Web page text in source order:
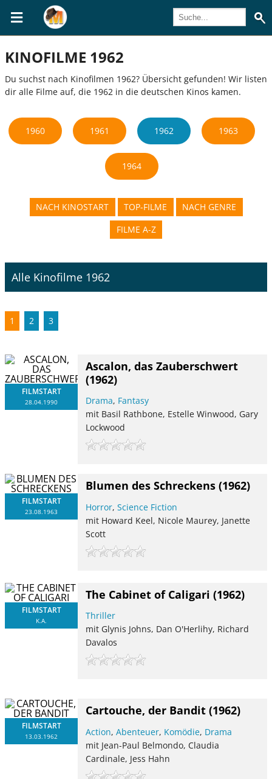
KINOFILME 1962
Du suchst nach Kinofilmen 1962? Übersicht gefunden! Wir listen
dir alle Filme auf, die 1962 in die deutschen Kinos kamen.
1960 1961 1962 1963
1964
NACH KINOSTART TOP-FILME
NACH GENRE
FILME A-Z
Alle Kinofilme 1962
1 2 3
FILMSTART
28.04.1990
Ascalon, das Zauberschwert
(1962)
Drama, Fantasy
mit Basil Rathbone, Estelle Winwood, Gary
Lockwood
FILMSTART
23.08.1963
Blumen des Schreckens (1962)
Horror,Science Fiction
mit Howard Keel, Nicole Maurey, Janette
Scott
FILMSTART
K.A.
The Cabinet of Caligari (1962)
Thriller
mit Glynis Johns, Dan O'Herlihy, Richard
Davalos
FILMSTART
13.03.1962
Cartouche, der Bandit (1962)
Action,Abenteuer, Komödie, Drama
mit Jean-Paul Belmondo, Claudia
Cardinale, Jess Hahn